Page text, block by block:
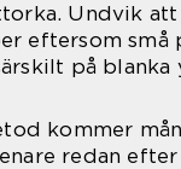
Undvik
eftersom små
på blanka
kommer
redan